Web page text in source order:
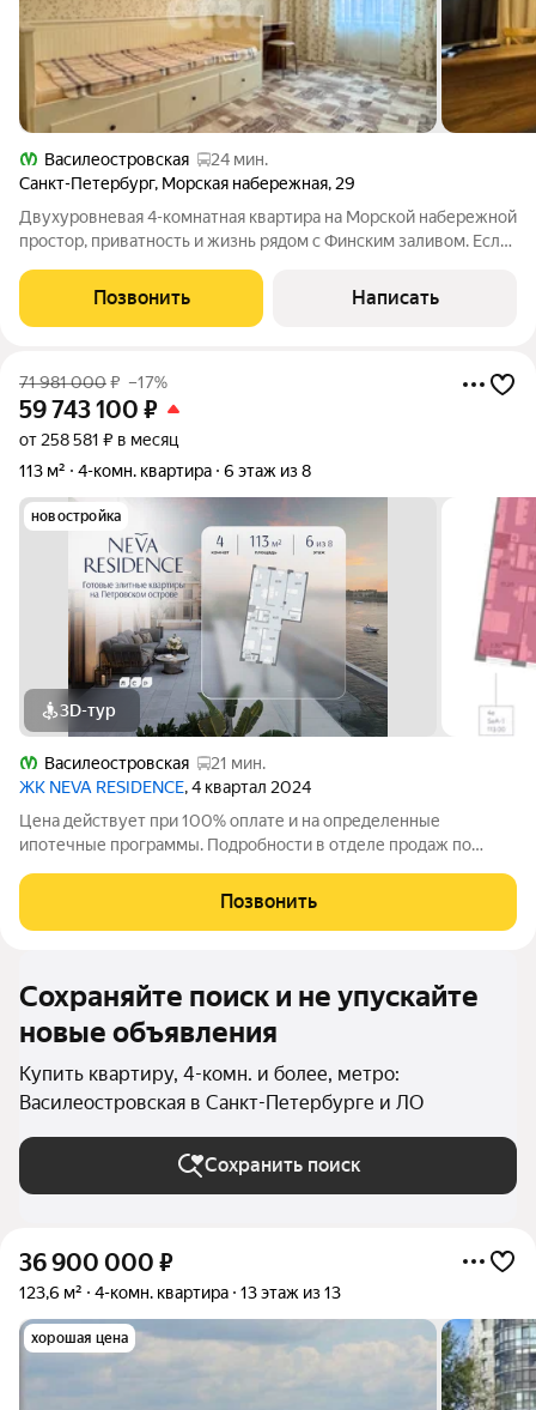
Василеостровская
24 мин.
Санкт-Петербург, Морская набережная, 29
Двухуровневая 4-комнатная квартира на Морской набережной
простор, приватность и жизнь рядом с Финским заливом. Если
комфортно, а дорога в любую часть города не займёт много
времени, обратите внимание
Позвонить Написать
71 981 000₽ –17%
59 743 100 ₽
от 258 581 ₽ в месяц
113 м²
4-комн. квартира 6 этаж из 8
новостройка
3D-тур
Василеостровская
21 мин.
ЖК NEVA RESIDENCE, 4 квартал 2024
Цена действует при 100% оплате и на определенные
ипотечные программы. Подробности в отделе продаж по
Резиденс» на 6 этаже. Общая площадь составляет 113.00 кв. м.
Квартира без отделки. Жилой
Позвонить
Сохраняйте поиск и не упускайте
новые объявления
Купить квартиру, 4-комн. и более, метро:
Василеостровская в Санкт-Петербурге и ЛО
Сохранить поиск
36 900 000 ₽
123,6 м² 4-комн. квартира 13 этаж из 13
хорошая цена